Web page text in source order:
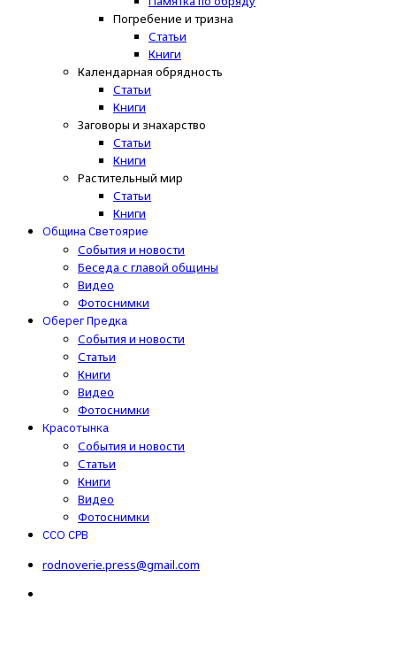
Погребение и тризна
Статьи
Книги
Календарная обрядность
Статьи
Книги
Заговоры и знахарство
Статьи
Книги
Растительный мир
Статьи
Книги
Община Светоярие
События и новости
Беседа с главой общины
Видео
Фотоснимки
Оберег Предка
События и новости
Статьи
Книги
Видео
Фотоснимки
Красотынка
События и новости
Статьи
Книги
Видео
Фотоснимки
ССО СРВ
rodnoverie.press@gmail.com